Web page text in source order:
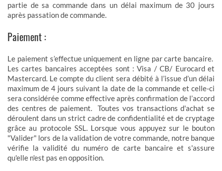
partie de sa commande dans un délai maximum de 30 jours
après passation de commande.
Paiement :
Le paiement s’effectue uniquement en ligne par carte bancaire.
Les cartes bancaires acceptées sont : Visa / CB/ Eurocard et
Mastercard. Le compte du client sera débité à l’issue d’un délai
maximum de 4 jours suivant la date de la commande et celle-ci
sera considérée comme effective après confirmation de l’accord
des centres de paiement. Toutes vos transactions d'achat se
déroulent dans un strict cadre de confidentialité et de cryptage
grâce au protocole SSL. Lorsque vous appuyez sur le bouton
"Valider" lors de la validation de votre commande, notre banque
vérifie la validité du numéro de carte bancaire et s'assure
qu'elle n'est pas en opposition.